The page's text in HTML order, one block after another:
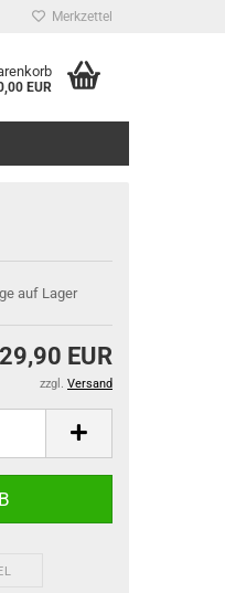
Merkzettel
EUR
auf Lager
29,90 EUR
zzgl. Versand